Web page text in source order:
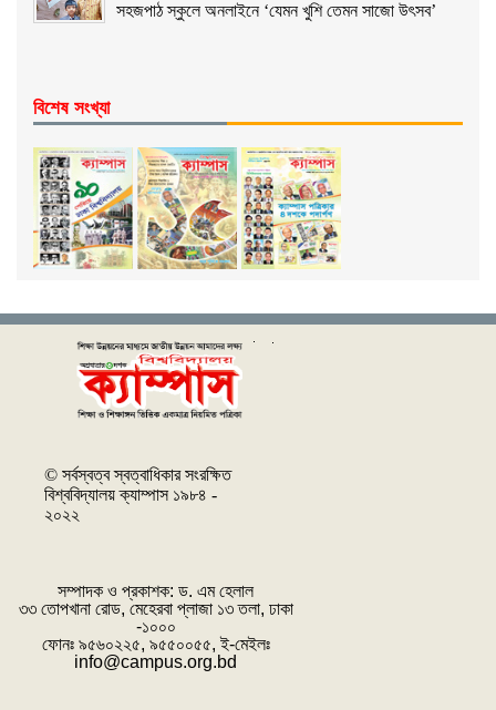
সহজপাঠ স্কুলে অনলাইনে ‘যেমন খুশি তেমন সাজো উৎসব’
বিশেষ সংখ্যা
© সর্বস্বত্ব স্বত্বাধিকার সংরক্ষিত
বিশ্ববিদ্যালয় ক্যাম্পাস ১৯৮৪ -
২০২২
সম্পাদক ও প্রকাশক: ‌ড. এম হেলাল
৩৩ তোপখানা রোড, মেহেরবা প্লাজা ১৩ তলা, ঢাকা
-১০০০
ফোনঃ ৯৫৬০২২৫, ৯৫৫০০৫৫, ই-মেইলঃ
info@campus.org.bd